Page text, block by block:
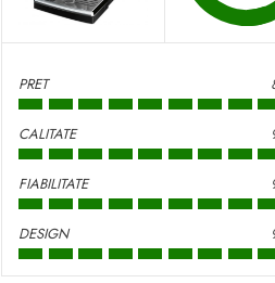
PRET
CALITATE
FIABILITATE
DESIGN